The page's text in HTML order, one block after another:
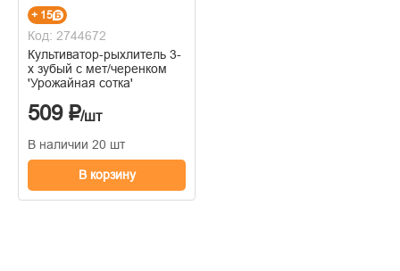
+ 15
Код: 2744672
Культиватор-рыхлитель 3-
х зубый с мет/черенком
'Урожайная сотка'
509 ₽/шт
В наличии 20 шт
В корзину